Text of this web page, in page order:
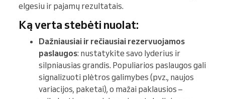
elgesiu ir pajamų rezultatais.
Ką verta stebėti nuolat:
Dažniausiai ir rečiausiai rezervuojamos
paslaugos: nustatykite savo lyderius ir
silpniausias grandis. Populiarios paslaugos gali
signalizuoti plėtros galimybes (pvz., naujos
variacijos, paketai), o mažai paklausios –